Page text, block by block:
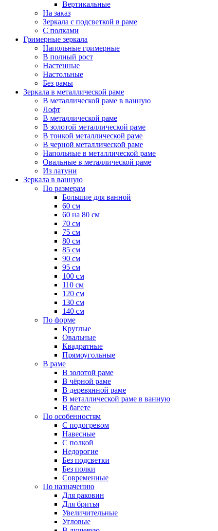
Вертикальные
На заказ
Зеркала с подсветкой в раме
С полками
Гримерные зеркала
Напольные гримерные
В полный рост
Настенные
Настольные
Без рамы
Зеркала в металлической раме
В металлической раме в ванную
Лофт
В металлической раме
В золотой металлической раме
В тонкой металлической раме
В черной металлической раме
Напольные в металлической раме
Овальные в металлической раме
Из латуни
Зеркала в ванную
По размерам
Большие для ванной
60 см
60 на 80 см
70 см
75 см
80 см
85 см
90 см
95 см
100 см
110 см
120 см
130 см
140 см
По форме
Круглые
Овальные
Квадратные
Прямоугольные
В раме
В золотой раме
В чёрной раме
В деревянной раме
В металлической раме в ванную
В багете
По особенностям
С подогревом
Навесные
С полкой
Недорогие
Без подсветки
Без полки
Современные
По назначению
Для раковин
Для бритья
Увеличительные
Угловые